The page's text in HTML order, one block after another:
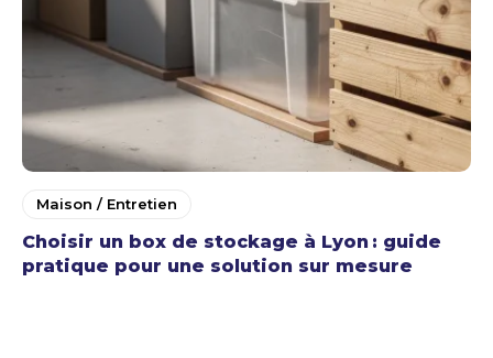
Maison / Entretien
Choisir un box de stockage à Lyon : guide
pratique pour une solution sur mesure